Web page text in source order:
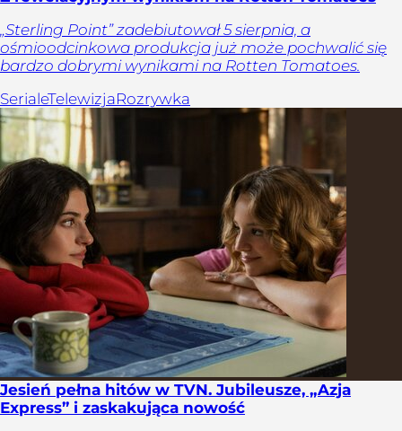
„Sterling Point” zadebiutował 5 sierpnia, a
ośmioodcinkowa produkcja już może pochwalić się
bardzo dobrymi wynikami na Rotten Tomatoes.
SerialeTelewizjaRozrywka
Jesień pełna hitów w TVN. Jubileusze, „Azja
Express” i zaskakująca nowość